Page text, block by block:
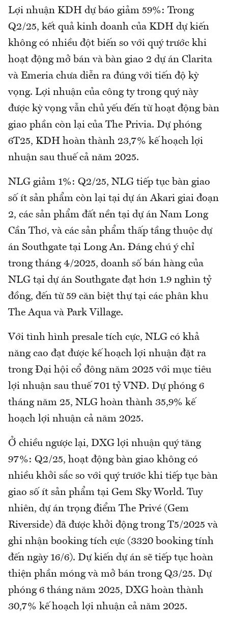
Lợi nhuận KDH dự báo giảm 59%: Trong
Q2/25, kết quả kinh doanh của KDH dự kiến
không có nhiều đột biến so với quý trước khi
hoạt động mở bán và bàn giao 2 dự án Clarita
và Emeria chưa diễn ra đúng với tiến độ kỳ
vọng. Lợi nhuận của công ty trong quý này
được kỳ vọng vẫn chủ yếu đến từ hoạt động bàn
giao phần còn lại của The Privia. Dự phóng
6T25, KDH hoàn thành 23,7% kế hoạch lợi
nhuận sau thuế cả năm 2025.
NLG giảm 1%: Q2/25, NLG tiếp tục bàn giao
số ít sản phẩm còn lại tại dự án Akari giai đoạn
2, các sản phẩm đất nền tại dự án Nam Long
Cần Thơ, và các sản phẩm thấp tầng thuộc dự
án Southgate tại Long An. Đáng chú ý chỉ
trong tháng 4/2025, doanh số bán hàng của
NLG tại dự án Southgate đạt hơn 1.9 nghìn tỷ
đồng, đến từ 59 căn biệt thự tại các phân khu
The Aqua và Park Village.
Với tình hình presale tích cực, NLG có khả
năng cao đạt được kế hoạch lợi nhuận đặt ra
trong Đại hội cổ đông năm 2025 với mục tiêu
lợi nhuận sau thuế 701 tỷ VNĐ. Dự phóng 6
tháng năm 25, NLG hoàn thành 35,9% kế
hoạch lợi nhuận cả năm 2025.
Ở chiều ngược lại, DXG lợi nhuận quý tăng
97%: Q2/25, hoạt động bàn giao không có
nhiều khởi sắc so với quý trước khi tiếp tục bàn
giao số ít sản phẩm tại Gem Sky World. Tuy
nhiên, dự án trọng điểm The Privé (Gem
Riverside) đã được khởi động trong T5/2025 và
ghi nhận booking tích cực (3320 booking tính
đến ngày 16/6). Dự kiến dự án sẽ tiếp tục hoàn
thiện phần móng và mở bán trong Q3/25. Dự
phóng 6 tháng năm 2025, DXG hoàn thành
30,7% kế hoạch lợi nhuận cả năm 2025.